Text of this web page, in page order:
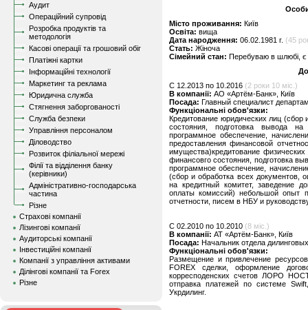
Аудит
Операційний супровід
Розробка продуктів та
методологія
Касові операції та грошовий обіг
Платіжні картки
Інформаційні технології
Маркетинг та реклама
Юридична служба
Стягнення заборгованості
Служба безпеки
Управління персоналом
Діловодство
Розвиток філіальної мережі
Філії та відділення банку
(керівники)
Адміністративно-господарська
частина
Різне
Страхові компанії
Лізингові компанії
Аудиторські компанії
Інвестиційні компанії
Компанії з управління активами
Ділінгові компанії та Forex
Різне
Місто проживання: Київ
Освіта: вища
Дата народження: 06.02.1981 г. (45
Стать: Жіноча
Сімейний стан: Перебуваю в шлюбі, є
C 12.2013 по 10.2016 (2 роки 10 міс.)
В компанії: АО «Артём-Банк», Київ
Посада: Главный специалист
Функціональні обов'язки:
Кредитование юридических лиц (сбор
состояния, подготовка вывода
программное обеспечение,
предоставления финансовой
имущества)кредитование
финансовго состояния, подготовка
программное обеспечение,
(сбор и обработка всех документов,
на кредитный комитет, заведение
оплаты комиссий) небольшой опыт
отчетности, писем в НБУ и
C 02.2010 по 10.2010 (8 міс.)
В компанії: АТ «Артём-Банк», Київ
Посада: Начальник отдела
Функціональні обов'язки:
Размещение и привлечение
FOREX сделки, оформление
корресподенских счетов ЛОРО
отправка платежей по системе
Укрдилинг.